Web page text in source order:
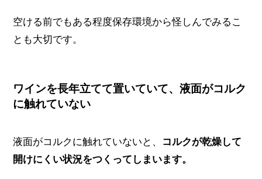
空ける前でもある程度保存環境から怪しんでみるこ
とも大切です。
ワインを長年立てて置いていて、液面がコルク
に触れていない
液面がコルクに触れていないと、 コルクが乾燥して
開けにくい状況をつくってしまいます。